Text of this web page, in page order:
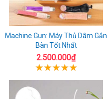
Machine Gun: Máy Thủ Dâm Gắn
Bàn Tốt Nhất
2.500.000₫